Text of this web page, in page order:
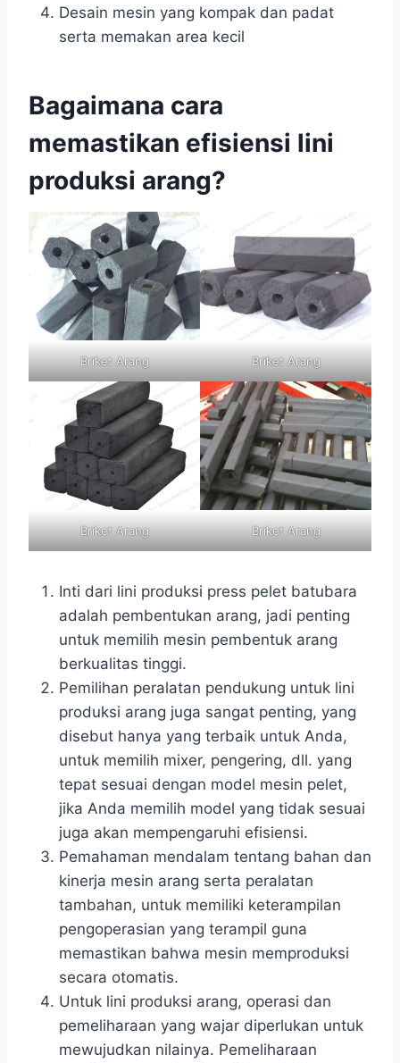
Desain mesin yang kompak dan padat
serta memakan area kecil
Bagaimana cara
memastikan efisiensi lini
produksi arang?
Briket Arang Briket Arang
Briket Arang Briket Arang
Inti dari lini produksi press pelet batubara
adalah pembentukan arang, jadi penting
untuk memilih mesin pembentuk arang
berkualitas tinggi.
Pemilihan peralatan pendukung untuk lini
produksi arang juga sangat penting, yang
disebut hanya yang terbaik untuk Anda,
untuk memilih mixer, pengering, dll. yang
tepat sesuai dengan model mesin pelet,
jika Anda memilih model yang tidak sesuai
juga akan mempengaruhi efisiensi.
Pemahaman mendalam tentang bahan dan
kinerja mesin arang serta peralatan
tambahan, untuk memiliki keterampilan
pengoperasian yang terampil guna
memastikan bahwa mesin memproduksi
secara otomatis.
Untuk lini produksi arang, operasi dan
pemeliharaan yang wajar diperlukan untuk
mewujudkan nilainya. Pemeliharaan